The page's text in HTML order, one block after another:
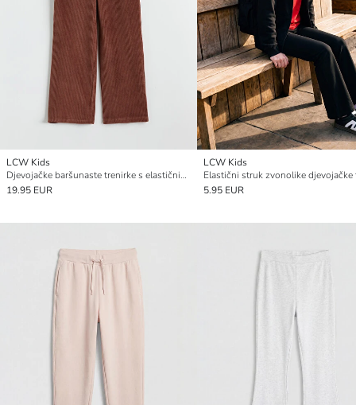
LCW Kids
Djevojačke baršunaste trenirke s elastičnim pojasom
19.95 EUR
LCW Kids
Elastični struk zvonolike djevojačke
5.95 EUR